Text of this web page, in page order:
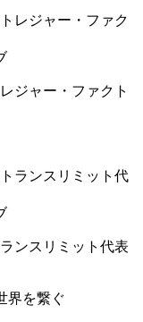
ジャー・ファクト
ンスリミット代表
界を繋ぐ